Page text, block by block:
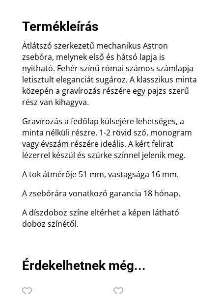
Termékleírás
Átlátszó szerkezetű mechanikus Astron
zsebóra, melynek első és hátsó lapja is
nyitható. Fehér színű római számos számlapja
letisztult eleganciát sugároz. A klasszikus minta
közepén a gravírozás részére egy pajzs szerű
rész van kihagyva.
Gravírozás a fedőlap külsejére lehetséges, a
minta nélküli részre, 1-2 rövid szó, monogram
vagy évszám részére ideális. A kért felirat
lézerrel készül és szürke színnel jelenik meg.
A tok átmérője 51 mm, vastagsága 16 mm.
A zsebórára vonatkozó garancia 18 hónap.
A díszdoboz színe eltérhet a képen látható
doboz színétől.
Érdekelhetnek még...